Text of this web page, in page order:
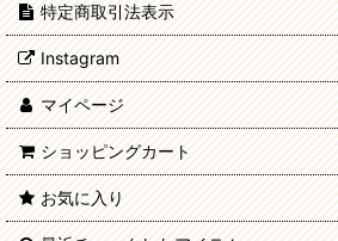
特定商取引法表示
Instagram
マイページ
ショッピングカート
お気に入り